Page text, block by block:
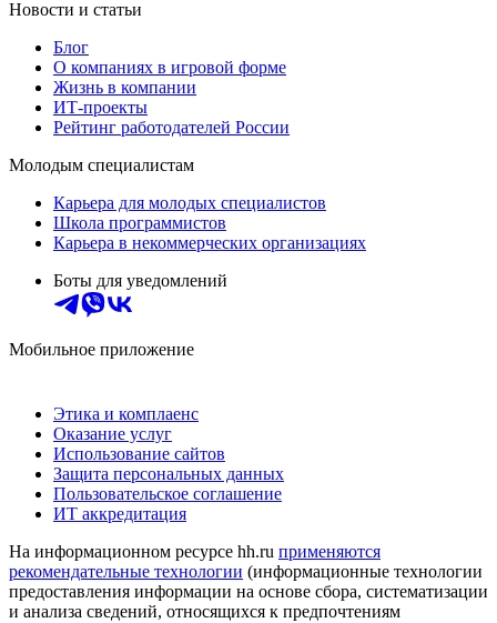
Новости и статьи
Блог
О компаниях в игровой форме
Жизнь в компании
ИТ-проекты
Рейтинг работодателей России
Молодым специалистам
Карьера для молодых специалистов
Школа программистов
Карьера в некоммерческих организациях
Боты для уведомлений
Мобильное приложение
Этика и комплаенс
Оказание услуг
Использование сайтов
Защита персональных данных
Пользовательское соглашение
ИТ аккредитация
На информационном ресурсе hh.ru применяются
рекомендательные технологии (информационные технологии
предоставления информации на основе сбора, систематизации
и анализа сведений, относящихся к предпочтениям